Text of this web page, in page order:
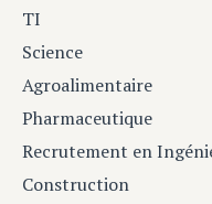
TI
Science
Agroalimentaire
Pharmaceutique
Recrutement en
Construction